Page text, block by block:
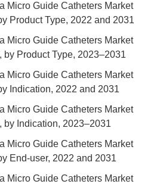
Micro Guide Catheters Market
Product Type, 2022 and 2031
Micro Guide Catheters Market
Product Type, 2023–2031
Micro Guide Catheters Market
Indication, 2022 and 2031
Micro Guide Catheters Market
by Indication, 2023–2031
Micro Guide Catheters Market
End-user, 2022 and 2031
Micro Guide Catheters Market